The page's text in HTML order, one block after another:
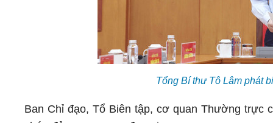
Tổng Bí thư Tô Lâm phát
Ban Chỉ đạo, Tổ Biên tập, cơ quan Thường trực